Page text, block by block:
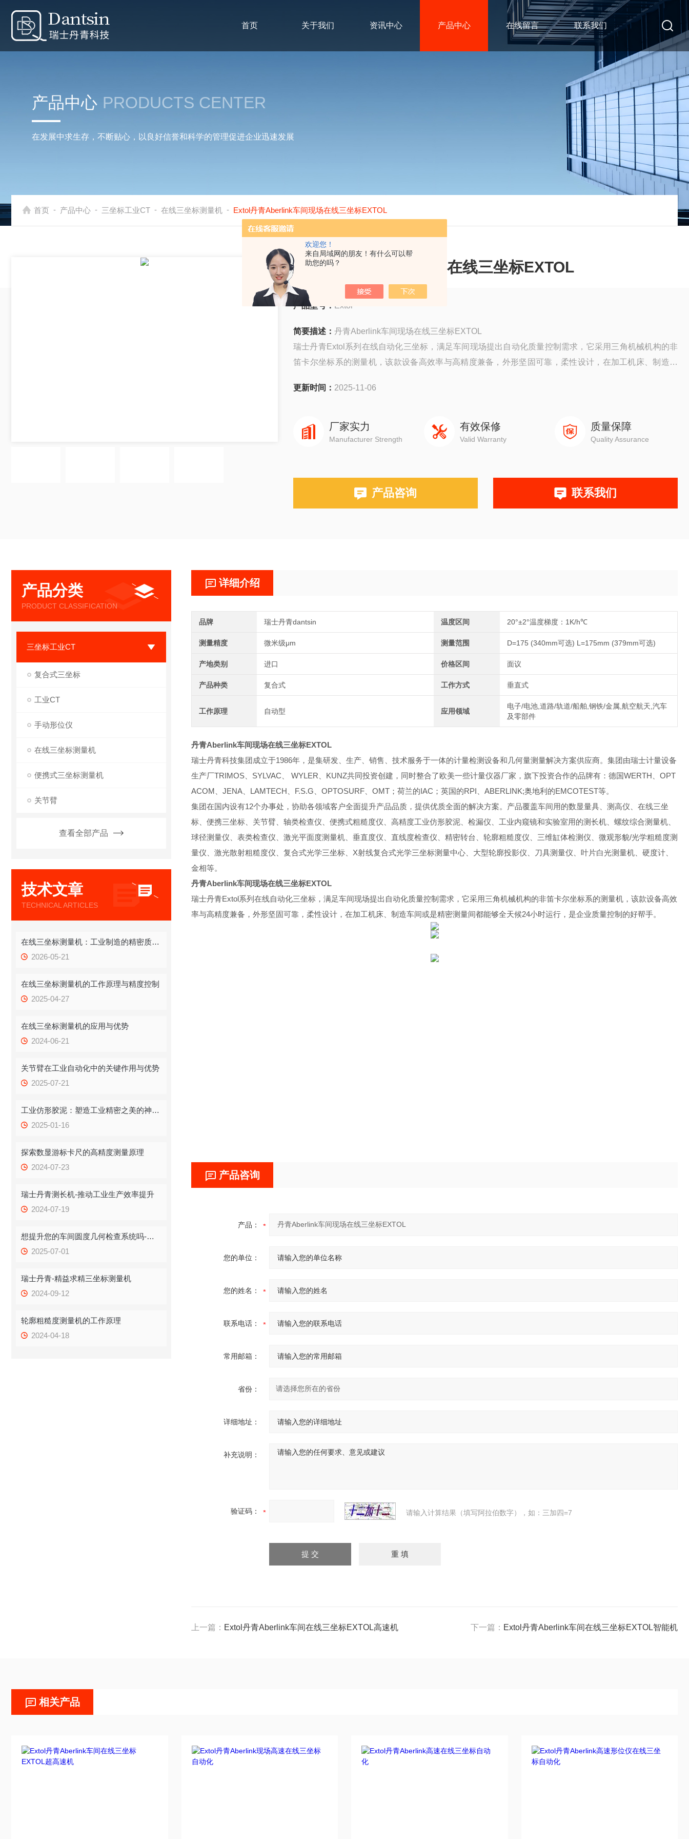
欢迎您！
来自局域网的朋友！有什么可以帮
助您的吗？
首页 关于我们 资讯中心 产品中心 在线留言 联系我们
产品中心 PRODUCTS CENTER
在发展中求生存，不断贴心，以良好信誉和科学的管理促进企业迅速发展
首页 - 产品中心 - 三坐标工业CT - 在线三坐标测量机 - Extol丹青Aberlink车间现场在线三坐标EXTOL
丹青Aberlink车间现场在线三坐标EXTOL
产品型号： Extol
简要描述： 丹青Aberlink车间现场在线三坐标EXTOL
瑞士丹青Extol系列在线自动化三坐标，满足车间现场提出自动化质量控制需求，它采用三角机械机构的非
笛卡尔坐标系的测量机，该款设备高效率与高精度兼备，外形坚固可靠，柔性设计，在加工机床、制造车
更新时间： 2025-11-06
厂家实力
Manufacturer Strength
有效保修
Valid Warranty
质量保障
Quality Assurance
产品咨询 联系我们
详细介绍
品牌 瑞士丹青dantsin 温度区间 20°±2°温度梯度：1K/h℃
测量精度 微米级μm 测量范围 D=175 (340mm可选) L=175mm (379mm可选)
产地类别 进口 价格区间 面议
产品种类 复合式 工作方式 垂直式
工作原理 自动型 应用领域
电子/电池,道路/轨道/船舶,钢铁/金属,航空航天,汽车
及零部件
丹青Aberlink车间现场在线三坐标EXTOL
瑞士丹青科技集团成立于1986年，是集研发、生产、销售、技术服务于一体的计量检测设备和几何量测量解决方案供应商。集团由瑞士计量设备
生产厂TRIMOS、SYLVAC、 WYLER、KUNZ共同投资创建，同时整合了欧美一些计量仪器厂家，旗下投资合作的品牌有： 德国WERTH、OPT
ACOM、JENA、LAMTECH、F.S.G、OPTOSURF、OMT；荷兰的IAC；英国的RPI、ABERLINK;奥地利的EMCOTEST等。
集团在国内设有12个办事处，协助各领域客户全面提升产品品质，提供优质全面的解决方案。产品覆盖车间用的数显量具、测高仪、在线三坐
标、便携三坐标、关节臂、轴类检查仪、便携式粗糙度仪、高精度工业仿形胶泥、检漏仪、工业内窥镜和实验室用的测长机、螺纹综合测量机、
球径测量仪、表类检查仪、激光平面度测量机、垂直度仪、直线度检查仪、精密转台、轮廓粗糙度仪、三维缸体检测仪、微观形貌/光学粗糙度测
量仪、激光散射粗糙度仪、复合式光学三坐标、X射线复合式光学三坐标测量中心、大型轮廓投影仪、刀具测量仪、叶片白光测量机、硬度计、
金相等。
丹青Aberlink车间现场在线三坐标EXTOL
瑞士丹青Extol系列在线自动化三坐标，满足车间现场提出自动化质量控制需求，它采用三角机械机构的非笛卡尔坐标系的测量机，该款设备高效
率与高精度兼备，外形坚固可靠，柔性设计，在加工机床、制造车间或是精密测量间都能够全天候24小时运行，是企业质量控制的好帮手。
产品咨询
产品：
您的单位：
您的姓名：
联系电话：
常用邮箱：
省份：
详细地址：
补充说明：
验证码： 请输入计算结果（填写阿拉伯数字），如：三加四=7
上一篇： Extol丹青Aberlink车间在线三坐标EXTOL高速机 下一篇： Extol丹青Aberlink车间在线三坐标EXTOL智能机
产品分类
PRODUCT CLASSIFICATION
三坐标工业CT
复合式三坐标
工业CT
手动形位仪
在线三坐标测量机
便携式三坐标测量机
关节臂
查看全部产品
技术文章
TECHNICAL ARTICLES
在线三坐标测量机：工业制造的精密质检员
2026-05-21
在线三坐标测量机的工作原理与精度控制
2025-04-27
在线三坐标测量机的应用与优势
2024-06-21
关节臂在工业自动化中的关键作用与优势
2025-07-21
工业仿形胶泥：塑造工业精密之美的神奇材料
2025-01-16
探索数显游标卡尺的高精度测量原理
2024-07-23
瑞士丹青测长机-推动工业生产效率提升
2024-07-19
想提升您的车间圆度几何检查系统吗-瑞士丹青英国RPI
2025-07-01
瑞士丹青-精益求精三坐标测量机
2024-09-12
轮廓粗糙度测量机的工作原理
2024-04-18
相关产品